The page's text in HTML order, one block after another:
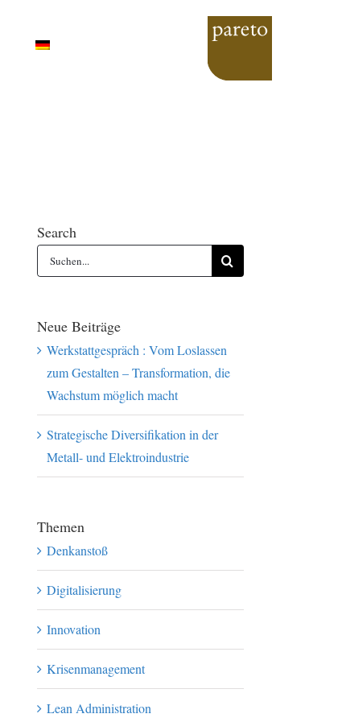
Search
Suche
nach:
Neue Beiträge
Werkstattgespräch : Vom Loslassen
zum Gestalten – Transformation, die
Wachstum möglich macht
Strategische Diversifikation in der
Metall- und Elektroindustrie
Themen
Denkanstoß
Digitalisierung
Innovation
Krisenmanagement
Lean Administration